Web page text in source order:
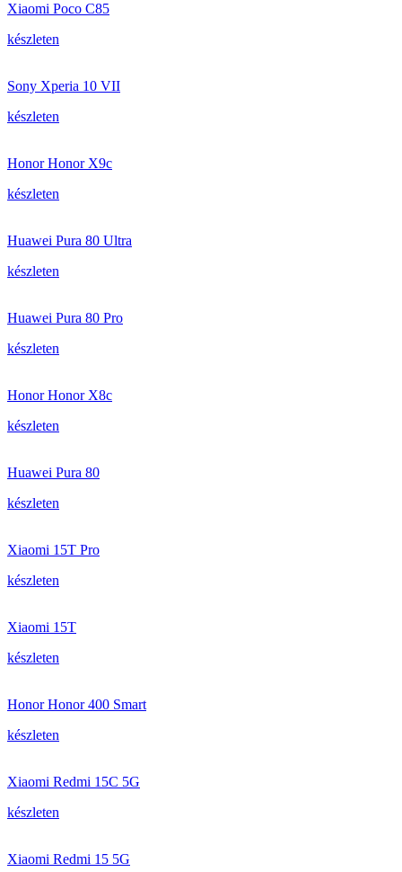
Xiaomi Poco C85
készleten
Sony Xperia 10 VII
készleten
Honor Honor X9c
készleten
Huawei Pura 80 Ultra
készleten
Huawei Pura 80 Pro
készleten
Honor Honor X8c
készleten
Huawei Pura 80
készleten
Xiaomi 15T Pro
készleten
Xiaomi 15T
készleten
Honor Honor 400 Smart
készleten
Xiaomi Redmi 15C 5G
készleten
Xiaomi Redmi 15 5G